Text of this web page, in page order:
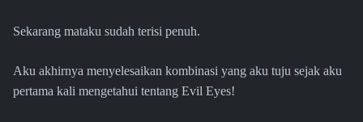
Sekarang mataku sudah terisi penuh.
Aku akhirnya menyelesaikan kombinasi yang aku tuju sejak aku
pertama kali mengetahui tentang Evil Eyes!